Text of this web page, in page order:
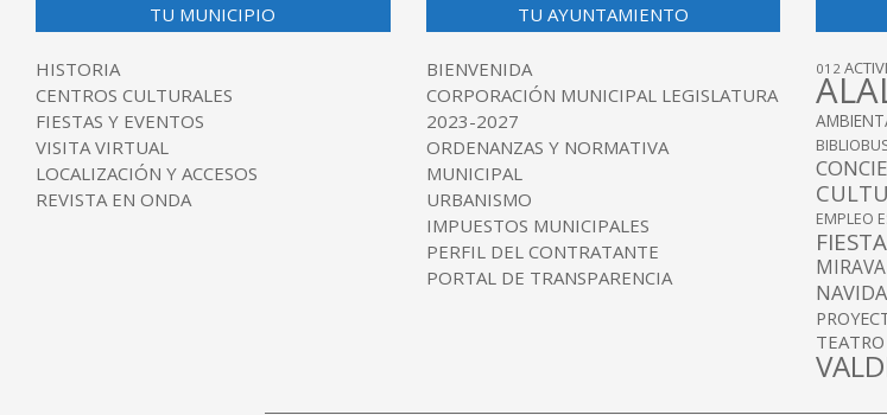
TU MUNICIPIO
HISTORIA
CENTROS CULTURALES
FIESTAS Y EVENTOS
VISITA VIRTUAL
LOCALIZACIÓN Y ACCESOS
REVISTA EN ONDA
TU AYUNTAMIENTO
BIENVENIDA
CORPORACIÓN MUNICIPAL LEGISLATURA
2023-2027
ORDENANZAS Y NORMATIVA
MUNICIPAL
URBANISMO
IMPUESTOS MUNICIPALES
PERFIL DEL CONTRATANTE
PORTAL DE TRANSPARENCIA
012
EMPLEO
TEATRO